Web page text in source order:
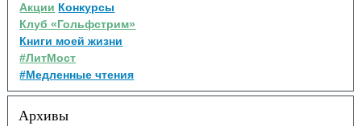
Акции Конкурсы
Клуб «Гольфстрим»
Книги моей жизни
#ЛитМост
#Медленные чтения
Архивы